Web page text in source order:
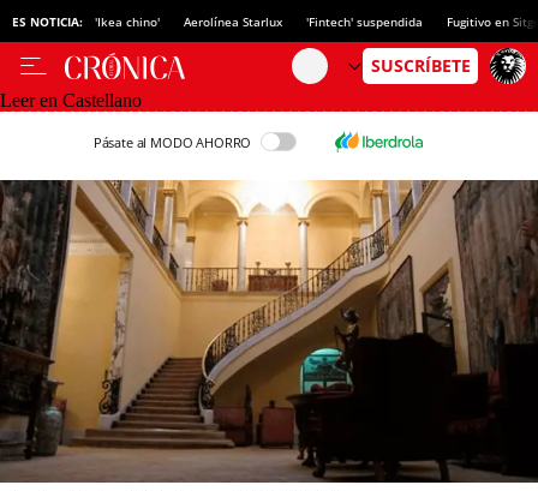
ES NOTICIA: 'Ikea chino' Aerolínea Starlux 'Fintech' suspendida Fugitivo en
Leer en Castellano
Pásate al MODO AHORRO